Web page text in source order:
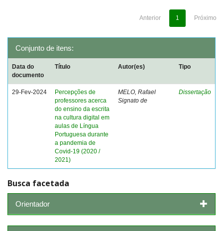
Anterior 1 Próximo
Conjunto de itens:
Data do
documento
Título Autor(es) Tipo
29-Fev-2024
Percepções de
professores acerca
do ensino da escrita
na cultura digital em
aulas de Língua
Portuguesa durante
a pandemia de
Covid-19 (2020 /
2021)
MELO, Rafael
Signato de
Dissertação
Busca facetada
Orientador